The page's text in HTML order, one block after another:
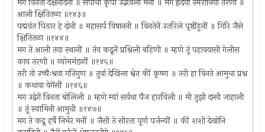
आली क्षितितळा ॥१४३॥
पद्मवंत पिठार हे दोनी ॥ महासर्प विषाननी ॥ विनतेनें उतरिले पृष्ठींहुनीं ॥ गिरि जैसे
क्षितितळा ॥१४४॥
मग ते आली तया स्थानीं ॥ तंव कद्रूनें प्रश्निली बहिणी ॥ म्हणे तूं पहावयासी गेलीस
काय तरणी ॥ व्योममंडळीं ॥१४५॥
तरी तो उच्चैःश्रवा गतिगुण ॥ तुवां देखिला श्वेत कीं कृष्ण ॥ तरी हा विनते आमुचा प्रश्न
॥ कथावा वेगेंसीं ॥१४६॥
मग उद्वेगें विनता बोलिली ॥ म्हणे म्यां सर्वथा पैज हारविली ॥ मी तुझी दासी जाहाली
॥ तूं स्वामिनी आमुची ॥१४७॥
मग ते कद्रू हर्षें निर्भर मनीं ॥ जैसी ते सीरता पूर्ण पर्जन्यीं ॥ कीं शशी देखोनि